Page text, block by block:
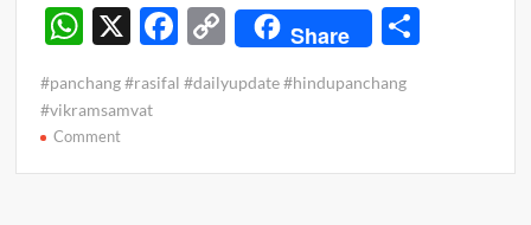
W
at
s
A
X
F
e
o
C
o
p
Li
Share
#panchang #rasifal #dailyupdate #hindupanchang
#vikramsamvat
Commenton